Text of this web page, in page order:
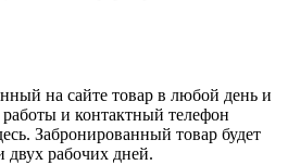
на сайте товар в любой день и
и контактный телефон
Забронированный товар будет
двух рабочих дней.